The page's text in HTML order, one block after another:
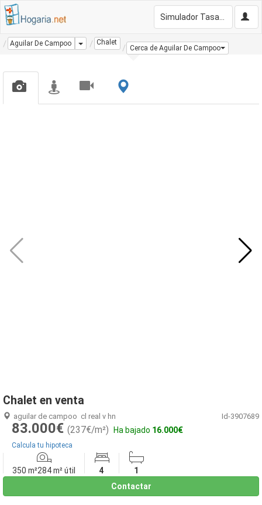
Aguilar De Campoo Dropdown
Chalet
Cerca de Aguilar De Campoo
Chalet en venta
aguilar de campoo cl real v hn Id-3907689
83.000€ (237€/m²) Ha bajado 16.000€
Calcula tu hipoteca
350 m²284 m² útil 4
1
Contactar